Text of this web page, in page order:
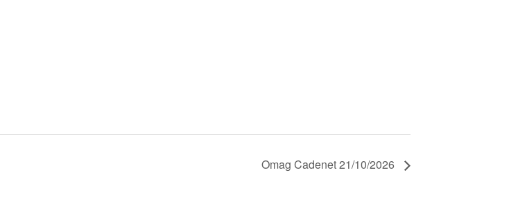
Omag Cadenet 21/10/2026